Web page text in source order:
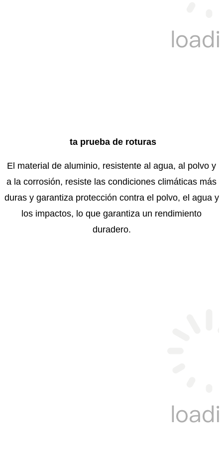
ta prueba de roturas
El material de aluminio, resistente al agua, al polvo y
a la corrosión, resiste las condiciones climáticas más
duras y garantiza protección contra el polvo, el agua y
los impactos, lo que garantiza un rendimiento
duradero.